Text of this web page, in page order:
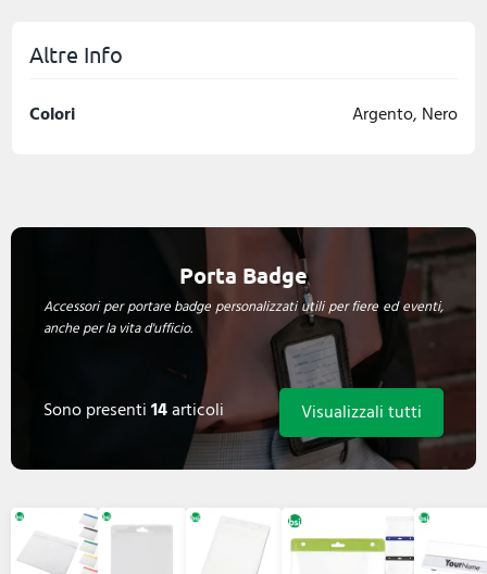
Altre Info
Colori Argento, Nero
Porta Badge
Accessori per portare badge personalizzati utili per fiere ed eventi,
anche per la vita d'ufficio.
Sono presenti14articoli Visualizzali tutti